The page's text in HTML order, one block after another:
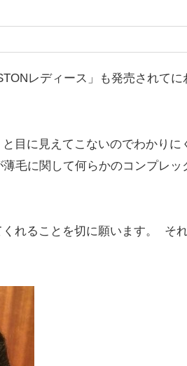
レディース」も発売されて
目に見えてこないのでわかりに
毛に関して何らかのコンプレッ
れることを切に願います。 そ